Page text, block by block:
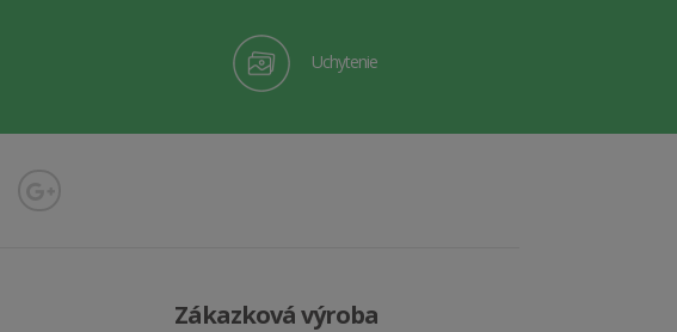
Uchytenie
Zákazková výroba